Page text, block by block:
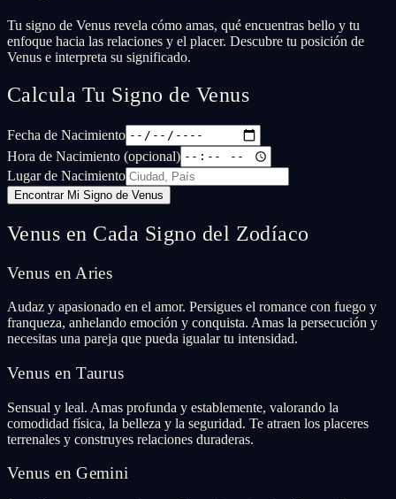
Tu signo de Venus revela cómo amas, qué encuentras bello y tu
enfoque hacia las relaciones y el placer. Descubre tu posición de
Venus e interpreta su significado.
Calcula Tu Signo de Venus
Fecha de Nacimiento
Hora de Nacimiento (opcional)
Lugar de Nacimiento
Encontrar Mi Signo de Venus
Venus en Cada Signo del Zodíaco
Venus en Aries
Audaz y apasionado en el amor. Persigues el romance con fuego y
franqueza, anhelando emoción y conquista. Amas la persecución y
necesitas una pareja que pueda igualar tu intensidad.
Venus en Taurus
Sensual y leal. Amas profunda y establemente, valorando la
comodidad física, la belleza y la seguridad. Te atraen los placeres
terrenales y construyes relaciones duraderas.
Venus en Gemini